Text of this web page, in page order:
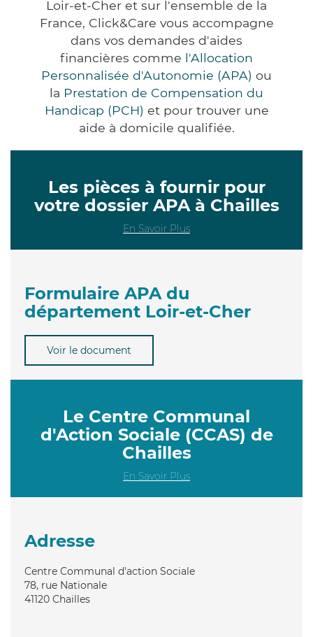
Loir-et-Cher et sur l'ensemble de la
France, Click&Care vous accompagne
dans vos demandes d'aides
financières comme l'Allocation
Personnalisée d'Autonomie (APA) ou
la Prestation de Compensation du
Handicap (PCH) et pour trouver une
aide à domicile qualifiée.
Les pièces à fournir pour
votre dossier APA à Chailles
En Savoir Plus
Formulaire APA du
département Loir-et-Cher
Voir le document
Le Centre Communal
d'Action Sociale (CCAS) de
Chailles
En Savoir Plus
Adresse
Centre Communal d'action Sociale
78, rue Nationale
41120 Chailles